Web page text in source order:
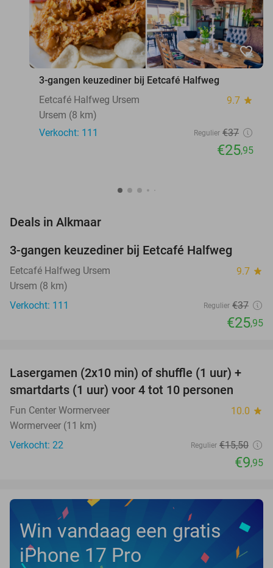
favorite_border
3-gangen keuzediner bij Eetcafé Halfweg
Eetcafé Halfweg Ursem
9.7 star
Ursem (8 km)
Verkocht: 111
Regulier €37
€25,95
Deals in Alkmaar
3-gangen keuzediner bij Eetcafé Halfweg
Eetcafé Halfweg Ursem 9.7 star
Ursem (8 km)
Verkocht: 111
Regulier €37
€25,95
36%
NEW
TODAY
Lasergamen (2x10 min) of shuffle (1 uur) +
smartdarts (1 uur) voor 4 tot 10 personen
Fun Center Wormerveer 10.0 star
Wormerveer (11 km)
Verkocht: 22
Regulier €15,50
€9,95
Win vandaag een gratis
iPhone 17 Pro